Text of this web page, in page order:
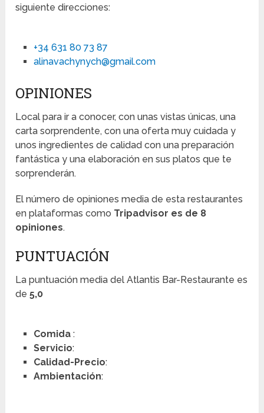
siguiente direcciones:
+34 631 80 73 87
alinavachynych@gmail.com
OPINIONES
Local para ir a conocer, con unas vistas únicas, una
carta sorprendente, con una oferta muy cuidada y
unos ingredientes de calidad con una preparación
fantástica y una elaboración en sus platos que te
sorprenderán.
El número de opiniones media de esta restaurantes
en plataformas como Tripadvisor es de 8
opiniones.
PUNTUACIÓN
La puntuación media del Atlantis Bar-Restaurante es
de5,0
Comida:
Servicio:
Calidad-Precio:
Ambientación: